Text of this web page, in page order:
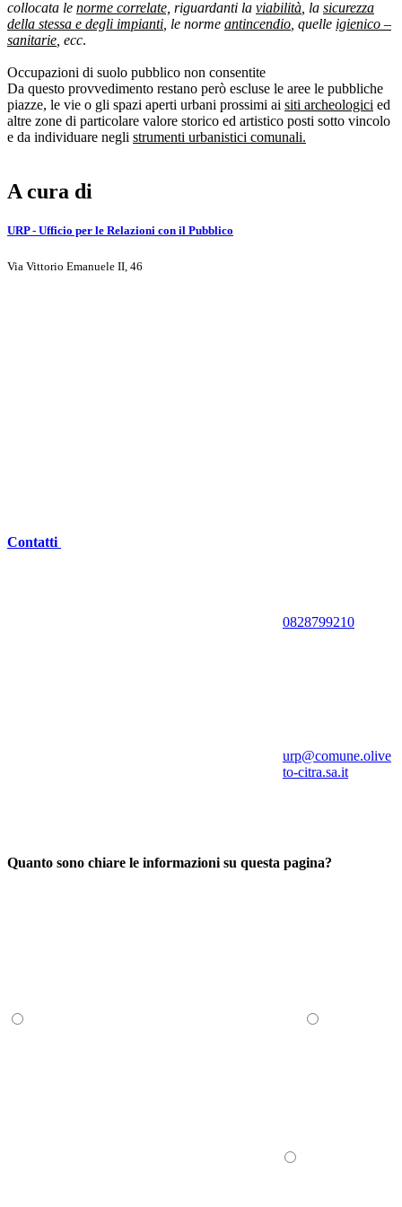
collocata le norme correlate, riguardanti la viabilità , la sicurezza
della stessa e degli impianti , le norme antincendio , quelle igienico –
sanitarie , ecc.
Occupazioni di suolo pubblico non consentite
Da questo provvedimento restano però escluse le aree le pubbliche
piazze, le vie o gli spazi aperti urbani prossimi ai siti archeologici ed
altre zone di particolare valore storico ed artistico posti sotto vincolo
e da individuare negli strumenti urbanistici comunali.
A cura di
URP - Ufficio per le Relazioni con il Pubblico
Via Vittorio Emanuele II, 46
Contatti
0828799210
urp@comune.olive
to-citra.sa.it
Quanto sono chiare le informazioni su questa pagina?